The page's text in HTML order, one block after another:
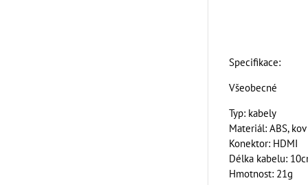
Specifikace:
Všeobecné
Typ: kabely
Materiál: ABS, kov
Konektor: HDMI
Délka kabelu:
Hmotnost: 21g